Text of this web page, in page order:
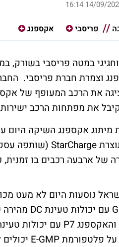
14/09/2025
פריסבי אקספנג
במטה פריסבי בשורק,
וצמרת חברת פריסבי.
את מפתחות הרכב
מיתוג אקספנג השיקה
StarCharge (שותפה
של ארבעה רכבים בו
נוסעות היום לא מעט
עם יכולות טעינתDC מהירה
והאקספנג P7 עם יכולות
על פלטפורמתE-GMP